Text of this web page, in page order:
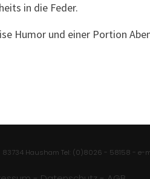
in die Feder.
Humor und einer Portion
Hausham Tel: (0)8026 - 58158 - e-